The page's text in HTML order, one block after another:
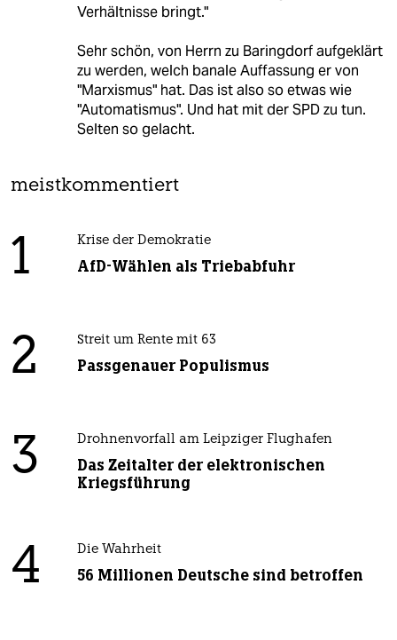
Verhältnisse bringt."
Sehr schön, von Herrn zu Baringdorf aufgeklärt
zu werden, welch banale Auffassung er von
"Marxismus" hat. Das ist also so etwas wie
"Automatismus". Und hat mit der SPD zu tun.
Selten so gelacht.
meistkommentiert
1 Krise der Demokratie
AfD-Wählen als Triebabfuhr
2 Streit um Rente mit 63
Passgenauer Populismus
3 Drohnenvorfall am Leipziger Flughafen
Das Zeitalter der elektronischen
Kriegsführung
4 Die Wahrheit
56 Millionen Deutsche sind betroffen